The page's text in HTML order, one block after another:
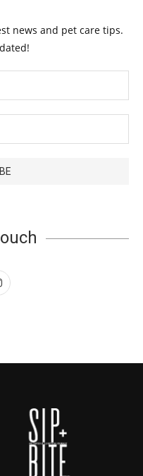
news and pet care tips.